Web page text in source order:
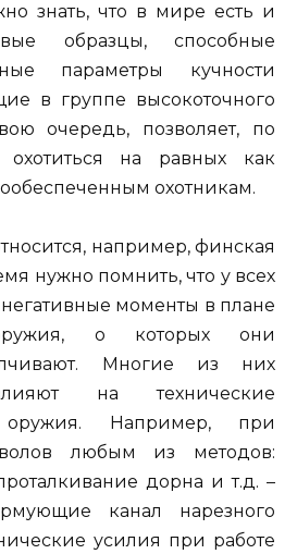
знать, что в мире есть и
образцы, способные
параметры кучности
в группе высокоточного
очередь, позволяет, по
охотиться на равных как
охотникам.
например, финская
нужно помнить, что у всех
моменты в плане
о которых они
Многие из них
на технические
оружия. Например, при
любым из методов:
дорна и т.д. –
канал нарезного
усилия при работе